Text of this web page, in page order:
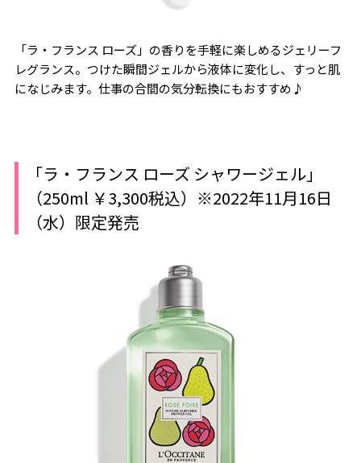
「ラ・フランス ローズ」の香りを手軽に楽しめるジェリーフ
レグランス。つけた瞬間ジェルから液体に変化し、すっと肌
になじみます。仕事の合間の気分転換にもおすすめ♪
「ラ・フランス ローズ シャワージェル」
（250ml ￥3,300税込）※2022年11月16日
（水）限定発売